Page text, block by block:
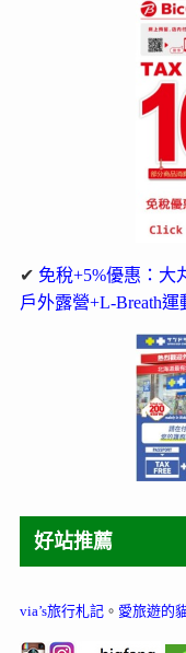
✔ 免稅+5%優惠：大
戶外露營+L-Breath
好站推薦
via’s旅行札記。 愛旅遊的